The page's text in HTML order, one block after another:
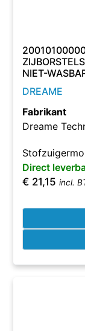
NIET-
DREAME
Fabrikant
Dreame
Direct
€ 21,15 incl.